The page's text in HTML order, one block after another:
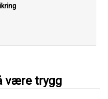
være trygg